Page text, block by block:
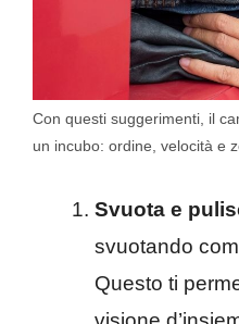
Con questi suggerimenti, il
un incubo: ordine, velocità e
Svuota e
svuotando
Questo ti